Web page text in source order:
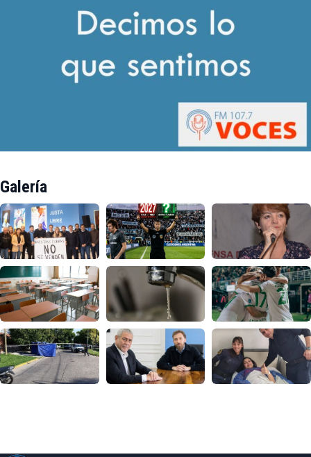
Galería